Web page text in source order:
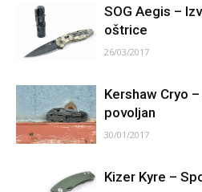
SOG Aegis –
oštrice
26/03/2017
Kershaw Cryo
povoljan
30/01/2017
Kizer Kyre –